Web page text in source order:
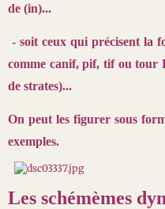
de (in)...
- soit ceux qui précisent la
comme canif, pif, tif ou tour
de strates)...
On peut les figurer sous
exemples.
Les schémèmes